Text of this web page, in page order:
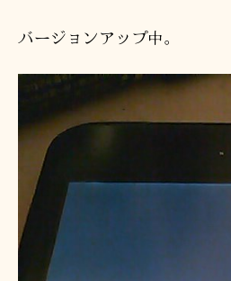
バージョンアップ中。